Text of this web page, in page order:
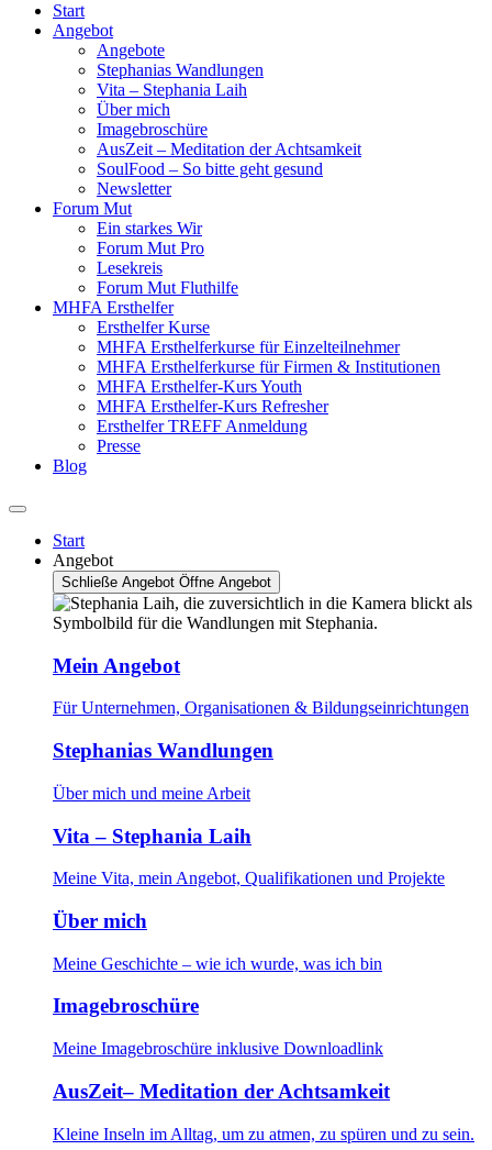
Start
Angebot
Angebote
Stephanias Wandlungen
Vita – Stephania Laih
Über mich
Imagebroschüre
AusZeit – Meditation der Achtsamkeit
SoulFood – So bitte geht gesund
Newsletter
Forum Mut
Ein starkes Wir
Forum Mut Pro
Lesekreis
Forum Mut Fluthilfe
MHFA Ersthelfer
Ersthelfer Kurse
MHFA Ersthelferkurse für Einzelteilnehmer
MHFA Ersthelferkurse für Firmen & Institutionen
MHFA Ersthelfer-Kurs Youth
MHFA Ersthelfer-Kurs Refresher
Ersthelfer TREFF Anmeldung
Presse
Blog
Start
Angebot
Schließe Angebot Öffne Angebot
Mein Angebot
Für Unternehmen, Organisationen & Bildungseinrichtungen
Stephanias Wandlungen
Über mich und meine Arbeit
Vita – Stephania Laih
Meine Vita, mein Angebot, Qualifikationen und Projekte
Über mich
Meine Geschichte – wie ich wurde, was ich bin
Imagebroschüre
Meine Imagebroschüre inklusive Downloadlink
AusZeit– Meditation der Achtsamkeit
Kleine Inseln im Alltag, um zu atmen, zu spüren und zu sein.